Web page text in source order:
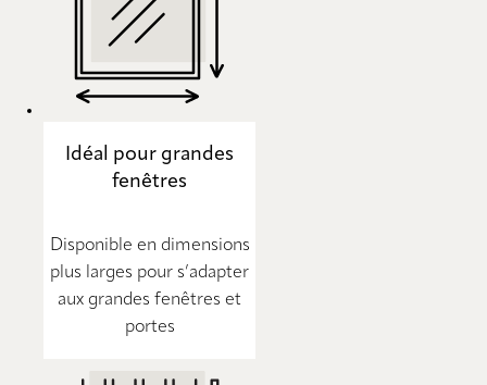
Idéal pour grandes
fenêtres
Disponible en dimensions
plus larges pour s’adapter
aux grandes fenêtres et
portes